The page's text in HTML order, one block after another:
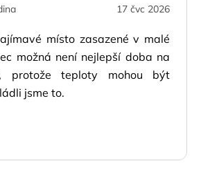
17 čvc 2026
místo zasazené v malé
možná není nejlepší doba na
protože teploty mohou být
jsme to.